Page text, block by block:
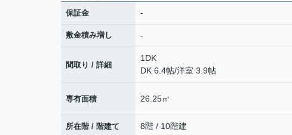
保証金 -
敷金積み増し -
間取り / 詳細
1DK
DK 6.4帖/洋室 3.9帖
専有面積 26.25㎡
所在階 / 階建て 8階 / 10階建